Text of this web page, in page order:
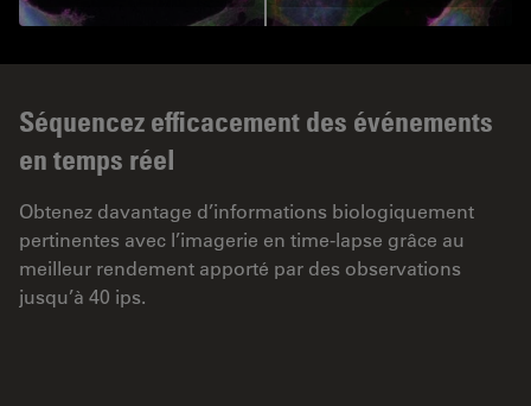
Séquencez efficacement des événements
en temps réel
Obtenez davantage d’informations biologiquement
pertinentes avec l’imagerie en time-lapse grâce au
meilleur rendement apporté par des observations
jusqu’à 40 ips.